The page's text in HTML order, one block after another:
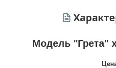
Модель "Грета"